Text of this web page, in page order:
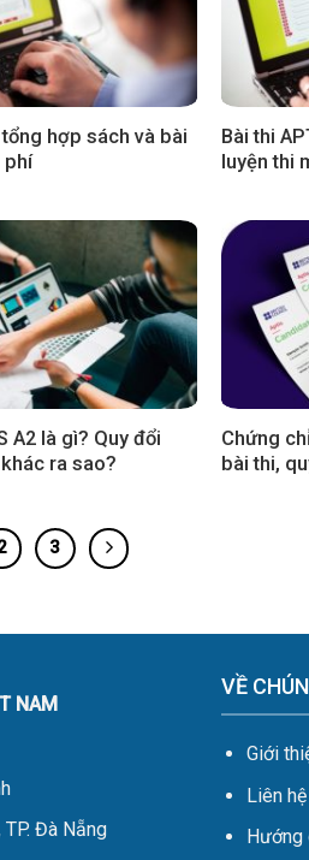
hợp sách và bài
phí
Bài thi
luyện thi
A2 là gì? Quy đổi
ra sao?
Chứng
bài thi,
3
NAM
Đà Nẵng
VỀ
Giới
Liên hệ
Hướng